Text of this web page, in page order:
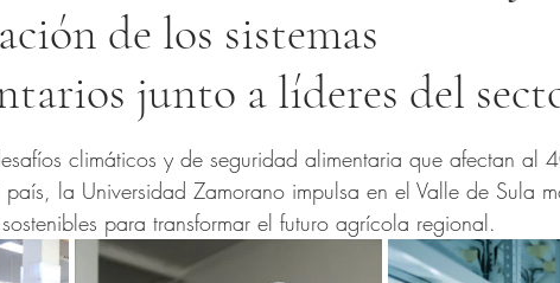
de los sistemas
junto a líderes del
climáticos y de seguridad alimentaria que afectan al
la Universidad Zamorano impulsa en el Valle de Sula
para transformar el futuro agrícola regional.